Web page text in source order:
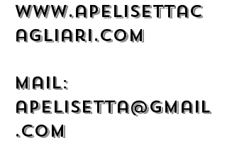
www.apelisettac
agliari.com
mail:
apelisetta@gmail
.com